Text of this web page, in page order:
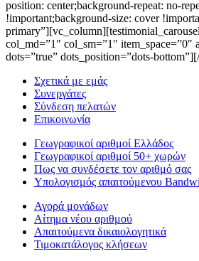
position: center;background-repeat: no-
!important;background-size: cover
col_md=”1″ col_sm=”1″ item_space=”0″
dots=”true” dots_position=”dots-
Σχετικά με εμάς
Συνεργάτες
Σύνδεση πελατών
Επικοινωνία
Γεωγραφικοί αριθμοί Ελλάδος
Γεωγραφικοί αριθμοί 50+ χωρών
Πως να συνδέσετε τον αριθμό σας
Υπολογισμός απαιτούμενου
Αγορά μονάδων
Αίτημα νέου αριθμού
Απαιτούμενα δικαιολογητικά
Τιμοκατάλογος κλήσεων